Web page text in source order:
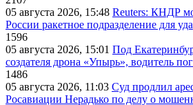
05 августа 2026, 15:48 Reuters: КНДР
России ракетное подразделение для
1596
05 августа 2026, 15:01 Под
создателя дрона «Упырь», водитель
1486
05 августа 2026, 11:03 Суд продлил
Росавиации Нерадько по делу о